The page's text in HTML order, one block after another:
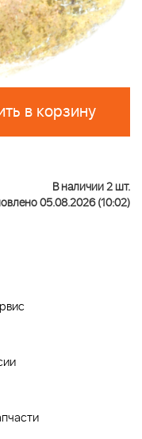
в корзину
В наличии 2 шт.
05.08.2026 (10:02)